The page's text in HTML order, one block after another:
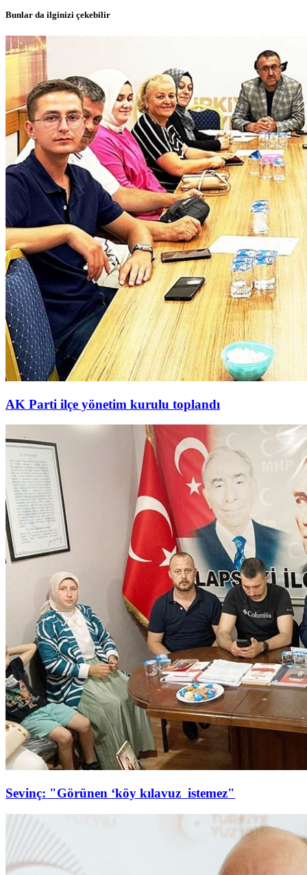
Bunlar da ilginizi çekebilir
AK Parti ilçe yönetim kurulu toplandı
Sevinç: "Görünen ‘köy kılavuz istemez"